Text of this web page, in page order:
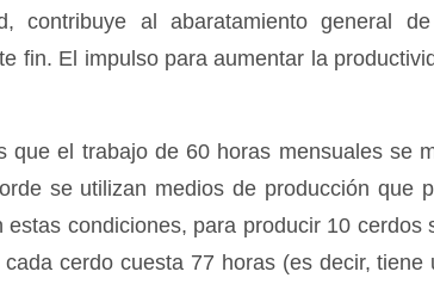
contribuye al abaratamiento general
fin. El impulso para aumentar la
que el trabajo de 60 horas mensuales se
se utilizan medios de producción que
estas condiciones, para producir 10 cerdos
cerdo cuesta 77 horas (es decir,